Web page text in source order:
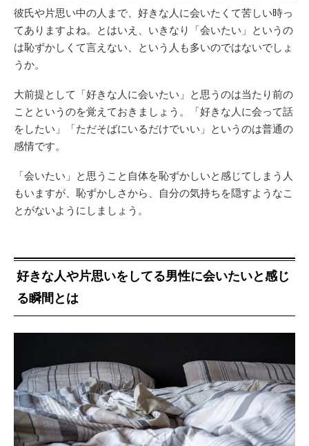
彼氏や片思い中の人まで、好きな人に会いたくて苦しい時っ
てありますよね。とはいえ、いきなり「会いたい」というの
は恥ずかしくて言えない、という人も多いのではないでしょ
うか。
大前提として「好きな人に会いたい」と思うのは当たり前の
ことというのを覚えておきましょう。「好きな人に会って話
をしたい」「ただそばにいるだけでいい」というのは普通の
感情です。
「会いたい」と思うこと自体を恥ずかしいと感じてしまう人
もいますが、恥ずかしさから、自分の気持ちを隠すようなこ
とがないようにしましょう。
好きな人や片思いをしてる男性に会いたいと感じ
る瞬間とは